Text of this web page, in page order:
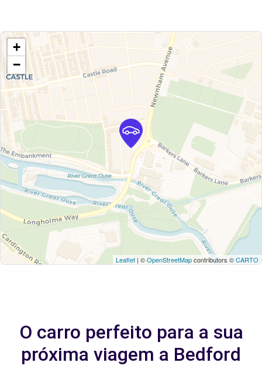
+
−
Leaflet | ©OpenStreetMapcontributors ©CARTO
O carro perfeito para a sua
próxima viagem a Bedford